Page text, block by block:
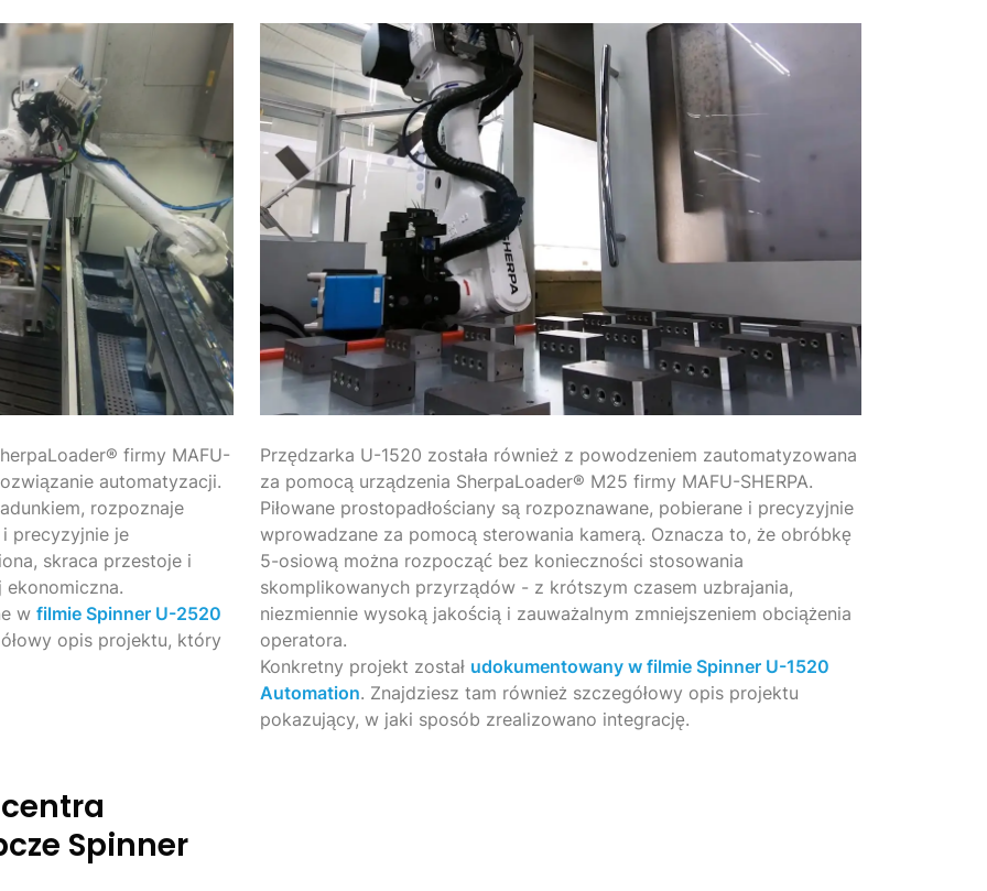
firmy MAFU-
automatyzacji.
rozpoznaje
precyzyjnie je
skraca przestoje i
w filmie Spinner U-2520
opis projektu, który
Przędzarka U-1520 została również z powodzeniem zautomatyzowana
za pomocą urządzenia SherpaLoader® M25 firmy MAFU-SHERPA.
Piłowane prostopadłościany są rozpoznawane, pobierane i precyzyjnie
wprowadzane za pomocą sterowania kamerą. Oznacza to, że obróbkę
5-osiową można rozpocząć bez konieczności stosowania
skomplikowanych przyrządów - z krótszym czasem uzbrajania,
niezmiennie wysoką jakością i zauważalnym zmniejszeniem obciążenia
operatora.
Konkretny projekt został udokumentowany w filmie Spinner U-1520
Automation. Znajdziesz tam również szczegółowy opis projektu
pokazujący, w jaki sposób zrealizowano integrację.
Spinner